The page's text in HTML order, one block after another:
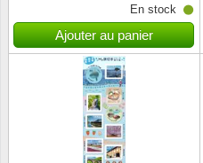
En stock
Ajouter au panier